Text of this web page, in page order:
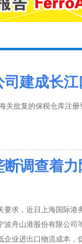
建成长
批复的保税仓库注
调查着
要求，近日上海国际
波舟山港股份有限公
企业进出口物流成本，